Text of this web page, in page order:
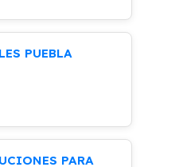
PUEBLA
PARA